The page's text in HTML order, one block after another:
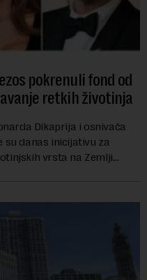
pokrenuli fond od
retkih životinja
Dikaprija i osnivača
su danas inicijativu za
vrsta na Zemlji